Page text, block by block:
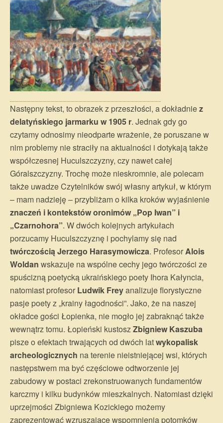
Następny tekst, to obrazek z przeszłości, a dokładniez
delatyńskiego jarmarku w 1905 r. Jednak gdy go
czytamy odnosimy nieodparte wrażenie, że poruszane w
nim problemy nie straciły na aktualności i dotykają także
współczesnej Huculszczyzny, czy nawet całej
Góralszczyzny. Trochę może nieskromnie, ale polecam
także uwadze Czytelników swój własny artykuł, w którym
– mam nadzieję – przybliżam o kilka kroków wyjaśnienie
znaczeń i kontekstów oronimów „Pop Iwan” i
„Czarnohora”. W dwóch kolejnych artykułach
porzucamy Huculszczyznę i pochylamy się nad
twórczością Jerzego Harasymowicza. ProfesorAlois
Woldan wskazuje na wspólne cechy jego twórczości ze
spuścizną poetycką ukraińskiego poety Ihora Kałyncia,
natomiast profesor Ludwik Freyanalizuje florystyczne
pasje poety z „krainy łagodności”. Jako, że na naszej
okładce gości Łopienka, nie mogło jej zabraknąć także
wewnątrz tomu. Łopieński kustoszZbigniew Kaszuba
pisze o efektach trwających od dwóch latwykopalisk
archeologicznych na terenie nieistniejącej wsi, których
następstwem ma być częściowe odtworzenie jej
zabudowy w postaci zrekonstruowanych fundamentów
karczmy i kilku budynków mieszkalnych. Natomiast dzięki
uprzejmości Zbigniewa Kozickiego możemy
zaprezentować wzruszające wspomnienia potomków